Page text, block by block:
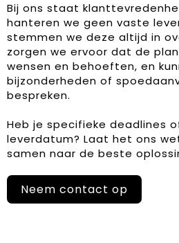
Bij ons staat
hanteren we geen vaste
stemmen we deze altijd in
zorgen we ervoor dat de
wensen en behoeften, en
bijzonderheden of
bespreken.
Heb je specifieke deadlines
leverdatum? Laat het ons
samen naar de beste
Neem contact op